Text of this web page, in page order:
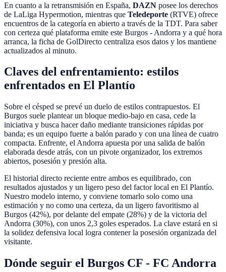
En cuanto a la retransmisión en España, DAZN posee los derechos
de LaLiga Hypermotion, mientras que Teledeporte (RTVE) ofrece
encuentros de la categoría en abierto a través de la TDT. Para saber
con certeza qué plataforma emite este Burgos - Andorra y a qué hora
arranca, la ficha de GolDirecto centraliza esos datos y los mantiene
actualizados al minuto.
Claves del enfrentamiento: estilos
enfrentados en El Plantío
Sobre el césped se prevé un duelo de estilos contrapuestos. El
Burgos suele plantear un bloque medio-bajo en casa, cede la
iniciativa y busca hacer daño mediante transiciones rápidas por
banda; es un equipo fuerte a balón parado y con una línea de cuatro
compacta. Enfrente, el Andorra apuesta por una salida de balón
elaborada desde atrás, con un pivote organizador, los extremos
abiertos, posesión y presión alta.
El historial directo reciente entre ambos es equilibrado, con
resultados ajustados y un ligero peso del factor local en El Plantío.
Nuestro modelo interno, y conviene tomarlo solo como una
estimación y no como una certeza, da un ligero favoritismo al
Burgos (42%), por delante del empate (28%) y de la victoria del
Andorra (30%), con unos 2,3 goles esperados. La clave estará en si
la solidez defensiva local logra contener la posesión organizada del
visitante.
Dónde seguir el Burgos CF - FC Andorra